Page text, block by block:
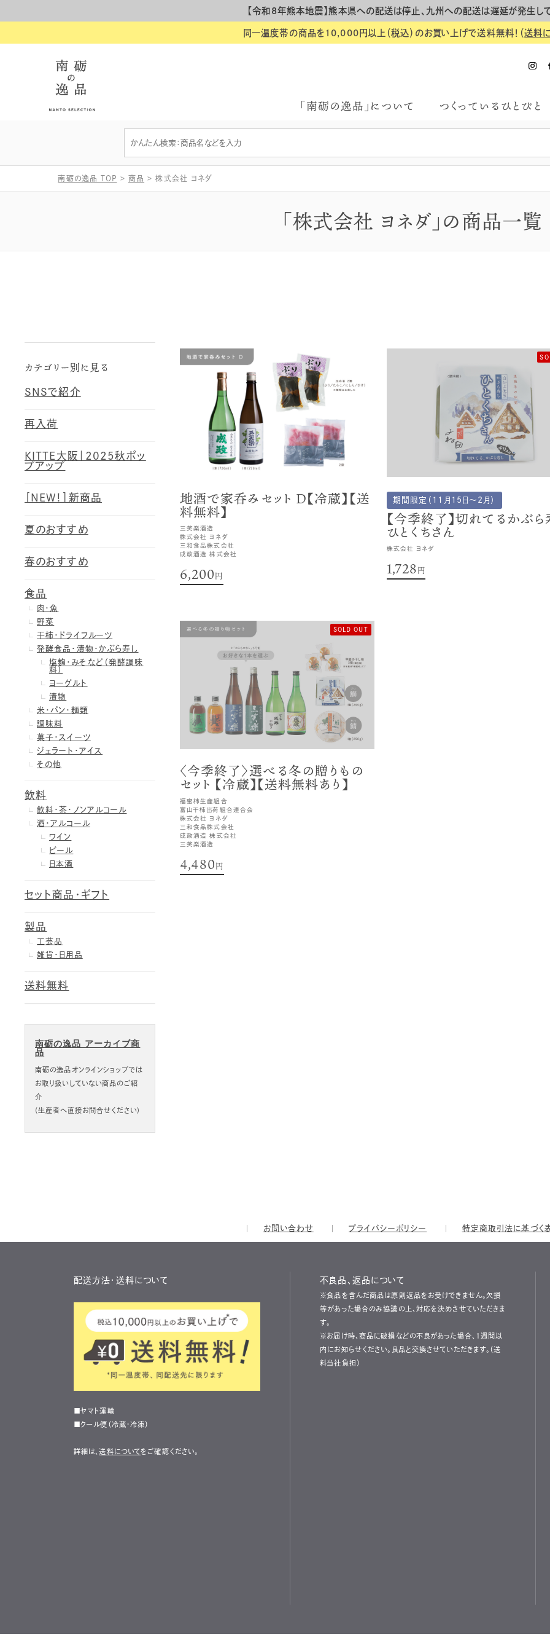
【令和8年熊本地震】熊本県への配送は停止、九州への配送は遅延が発生し
同一温度帯の商品を10,000円以上（税込）のお買い上げで送料無料！（送料
「南砺の逸品」について つくっているひとびと
南砺の逸品 TOP > 商品 >株式会社 ヨネダ
「株式会社 ヨネダ」の商品一覧
地酒で家呑みセット D【冷蔵】【送
料無料】
三笑楽酒造
株式会社 ヨネダ
三和食品株式会社
成政酒造 株式会社
6,200円
期間限定（11月15日～2月）
【今季終了】切れてるかぶら
ひとくちさん
株式会社 ヨネダ
1,728円
SOLD OUT
〈今季終了〉選べる冬の贈りもの
セット 【冷蔵】【送料無料あり】
福蜜柿生産組合
富山干柿出荷組合連合会
株式会社 ヨネダ
三和食品株式会社
成政酒造 株式会社
三笑楽酒造
4,480円
カテゴリー別に見る
SNSで紹介
再入荷
KITTE大阪｜2025秋ポッ
プアップ
［NEW！］新商品
夏のおすすめ
春のおすすめ
食品
肉・魚
野菜
干柿・ドライフルーツ
発酵食品・漬物・かぶら寿し
塩麹・みそなど（発酵調味
料）
ヨーグルト
漬物
米・パン・麺類
調味料
菓子・スイーツ
ジェラート・アイス
その他
飲料
飲料・茶・ノンアルコール
酒・アルコール
ワイン
ビール
日本酒
セット商品・ギフト
製品
工芸品
雑貨・日用品
送料無料
南砺の逸品 アーカイブ商
品
南砺の逸品オンラインショップでは
お取り扱いしていない商品のご紹
介
(生産者へ直接お問合せください)
お問い合わせ プライバシーポリシー 特定商取引法に基づく
配送方法・送料について
■ヤマト運輸
■クール便（冷蔵・冷凍）
詳細は、送料についてをご確認ください。
不良品、返品について
※食品を含んだ商品は原則返品をお受けできません。欠損
等があった場合のみ協議の上、対応を決めさせていただきま
す。
※お届け時、商品に破損などの不良があった場合、1週間以
内にお知らせください。良品と交換させていただきます。（送
料当社負担）